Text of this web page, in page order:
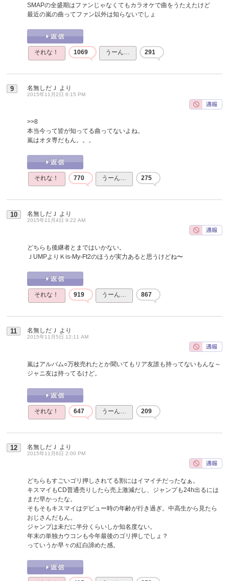
SMAPの全盛期はファンじゃなくてもカラオケで曲をうたえたけど
最近の嵐の曲ってファン以外は知らないでしょ
それな！ 1069 うーん… 291
9 名無しだＪ より
2015年11月2日 8:15 PM
>>8
本当今って皆が知ってる曲ってないよね。
嵐はオタ専だもん。。。
それな！ 770 うーん… 275
10 名無しだＪ より
2015年11月4日 9:22 AM
どちらも後継者とまではいかない。
ＪUMPよりＫis-My-Ft2のほうが実力あると思うけどね〜
それな！ 919 うーん… 867
11 名無しだＪ より
2015年11月5日 12:11 AM
嵐はアルバム○万枚売れたとか聞いてもリア友誰も持ってないもんな～
ジャニ友は持ってるけど。
それな！ 647 うーん… 209
12 名無しだＪ より
2015年11月6日 2:00 PM
どちらもすごいゴリ押しされてる割にはイマイチだったなぁ。
キスマイもCD普通売りしたら売上激減だし、ジャンプも24h出るには
まだ早かったな。
そもそもキスマイはデビュー時の年齢が行き過ぎ。中高生から見たら
おじさんだもん。
ジャンプは未だに半分くらいしか知名度ない。
年末の単独カウコンも今年最後のゴリ押しでしょ？
っていうか早々の紅白諦めた感。